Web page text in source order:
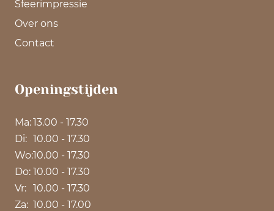
Openingstijden
Ma:
Di:
Wo:
Do:
Vr:
Za:
13.00 - 17.30
10.00 - 17.30
10.00 - 17.30
10.00 - 17.30
10.00 - 17.30
10.00 - 17.00
Sfeerimpressie
Over ons
Contact